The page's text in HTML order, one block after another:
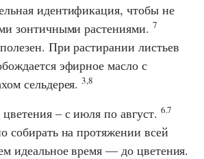
идентификация, чтобы не
зонтичными растениями. 7
При растирании листьев
эфирное масло с
сельдерея.3,8
– с июля по август. 6.7
собирать на протяжении всей
идеальное время — до цветения.